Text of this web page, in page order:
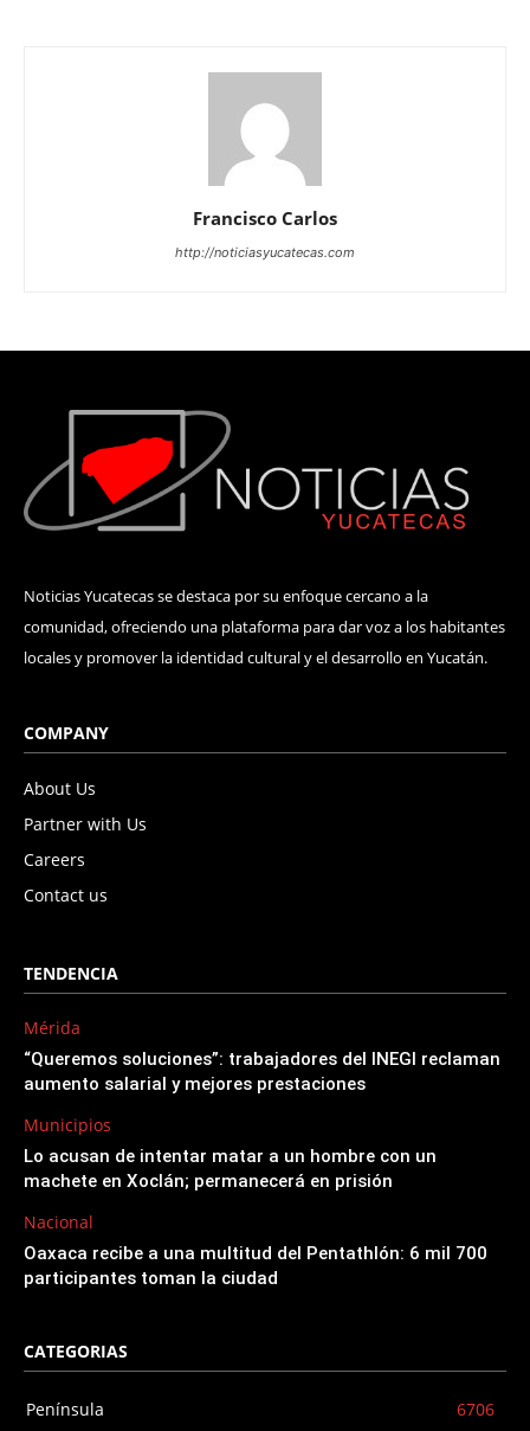
Francisco Carlos
http://noticiasyucatecas.com
Noticias Yucatecas se destaca por su enfoque cercano a la
comunidad, ofreciendo una plataforma para dar voz a los habitantes
locales y promover la identidad cultural y el desarrollo en Yucatán.
COMPANY
About Us
Partner with Us
Careers
Contact us
TENDENCIA
Mérida
“Queremos soluciones”: trabajadores del INEGI reclaman
aumento salarial y mejores prestaciones
Municipios
Lo acusan de intentar matar a un hombre con un
machete en Xoclán; permanecerá en prisión
Nacional
Oaxaca recibe a una multitud del Pentathlón: 6 mil 700
participantes toman la ciudad
CATEGORIAS
Península 6706